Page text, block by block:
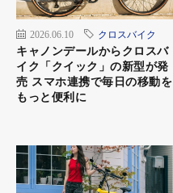
載。夜道も明るく照らす。
2026.06.10 クロスバイク
キャノンデールからクロスバ
イク「クイック」の新型が発
売 スマホ連携で毎日の移動を
もっと便利に